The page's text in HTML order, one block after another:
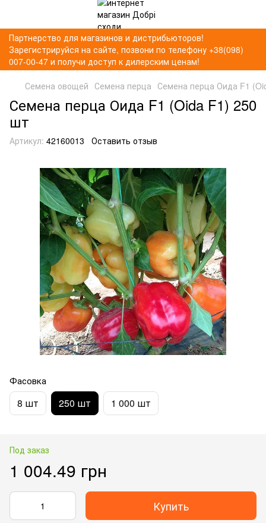
Партнерство для магазинов и дистрибьюторов!
Зарегистрируйся на сайте, позвони по телефону +38(098)
007-00-47 и получи доступ к дилерским ценам!
Семена овощей Семена перца Семена перца Оида F1
Семена перца Оида F1 (Oida F1) 250
шт
Артикул: 42160013 Оставить отзыв
Фасовка
8 шт 250 шт 1 000 шт
Под заказ
1 004.49 грн
Купить